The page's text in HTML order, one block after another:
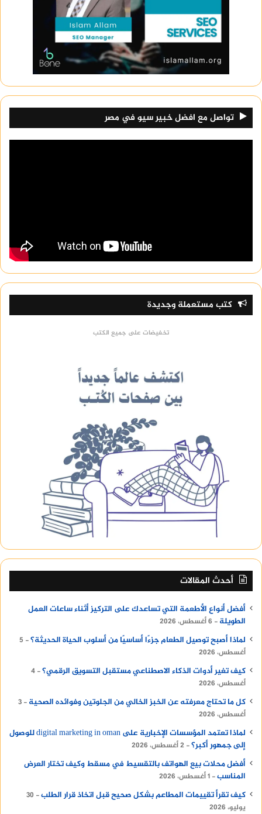
يمكن للطلاب وأولياء الأمور اتباع النصائح التالية
للحصول على أعلى الدرجات في نتيجة الشهادة
الاعدادية محافظة أسوان 2024:
الانتظام في الدراسة ومتابعة الدروس مع المعلمين
المراجعة المستمرة للمواد الدراسية
التدريب على حل نماذج امتحانات السنوات
تواصل مع افضل خبير سيو في مصر
كتب مستعملة وجديدة
تخفيضات على جميع الكتب
أحدث المقالات
أفضل أنواع الأطعمة التي تساعدك على التركيز أثناء ساعات العمل
الطويلة
6 أغسطس، 2026
لماذا أصبح توصيل الطعام جزءًا أساسيًا من أسلوب الحياة الحديثة؟
5
أغسطس، 2026
كيف تغير أدوات الذكاء الاصطناعي مستقبل التسويق الرقمي؟ 4
أغسطس، 2026
كل ما تحتاج معرفته عن الخبز الخالي من الجلوتين وفوائده الصحية
3
أغسطس، 2026
لماذا تعتمد المؤسسات الإخبارية على digital marketing in oman للوصول
إلى جمهور أكبر؟ 2 أغسطس، 2026
أفضل محلات بيع الهواتف بالتقسيط في مسقط وكيف تختار العرض
المناسب 1 أغسطس، 2026
كيف تقرأ تقييمات المطاعم بشكل صحيح قبل اتخاذ قرار الطلب
30
يوليو، 2026